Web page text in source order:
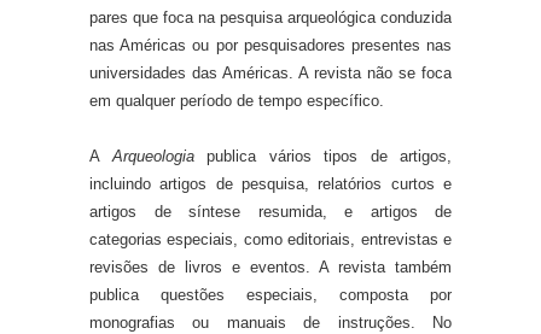
pares que foca na pesquisa arqueológica conduzida
nas Américas ou por pesquisadores presentes nas
universidades das Américas. A revista não se foca
em qualquer período de tempo específico.
AArqueologiapublica vários tipos de artigos,
incluindo artigos de pesquisa, relatórios curtos e
artigos de síntese resumida, e artigos de
categorias especiais, como editoriais, entrevistas e
revisões de livros e eventos. A revista também
publica questões especiais, composta por
monografias ou manuais de instruções. No